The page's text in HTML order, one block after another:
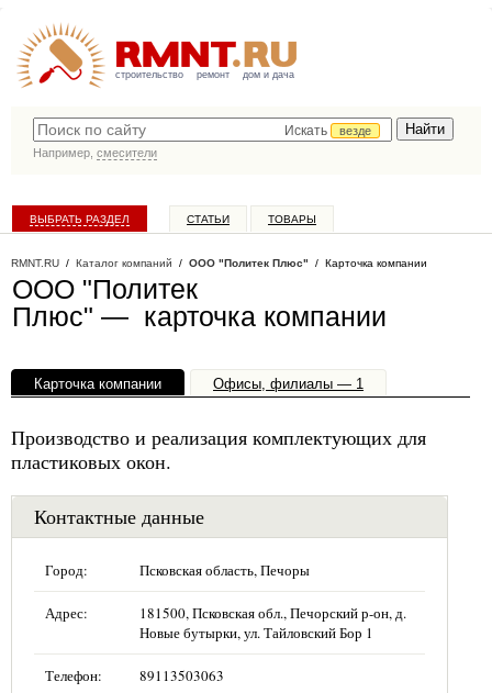
строительство ремонт дом и дача
Искать
везде
Например, смесители
ВЫБРАТЬ РАЗДЕЛ СТАТЬИ ТОВАРЫ
RMNT.RU / Каталог компаний / ООО "Политек Плюс" / Карточка компании
ООО "Политек
Плюс" — карточка компании
Карточка компании Офисы, филиалы — 1
Производство и реализация комплектующих для
пластиковых окон.
Контактные данные
Город: Псковская область, Печоры
Адрес:
181500, Псковская обл., Печорский р-он, д.
Новые бутырки, ул. Тайловский Бор 1
Телефон: 89113503063